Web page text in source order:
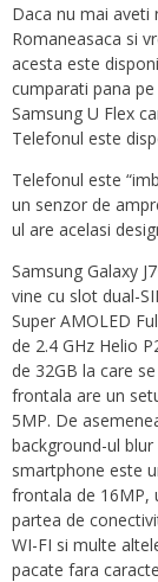
Daca nu mai aveti
Romaneasaca si
acesta este
cumparati pana
Samsung U Flex
Telefonul este
Telefonul este
un senzor de
ul are acelasi
Samsung Galaxy
vine cu slot dual-
Super AMOLED
de 2.4 GHz Helio
de 32GB la care
frontala are un
5MP. De
background-ul
smartphone este
frontala de 16MP,
partea de
WI-FI si multe
pacate fara